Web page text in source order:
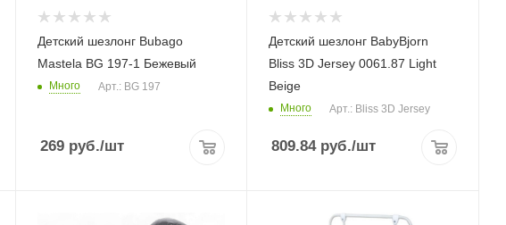
Детский шезлонг Bubago
Mastela BG 197-1 Бежевый
Много Арт.: BG 197
269руб./шт
Детский шезлонг BabyBjorn
Bliss 3D Jersey 0061.87 Light
Beige
Много Арт.: Bliss 3D Jersey
809.84руб./шт